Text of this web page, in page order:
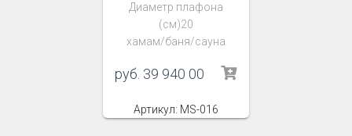
Диаметр плафона
(см)20
хамам/баня/сауна
руб. 39 940 00
Артикул: MS-016